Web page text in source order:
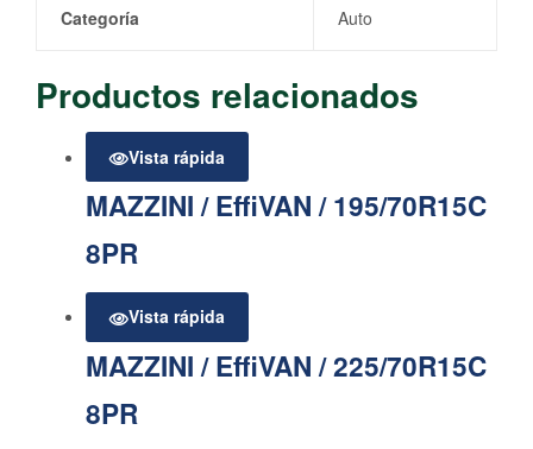
Categoría Auto
Productos relacionados
Vista rápida
MAZZINI / EffiVAN / 195/70R15C
8PR
Vista rápida
MAZZINI / EffiVAN / 225/70R15C
8PR